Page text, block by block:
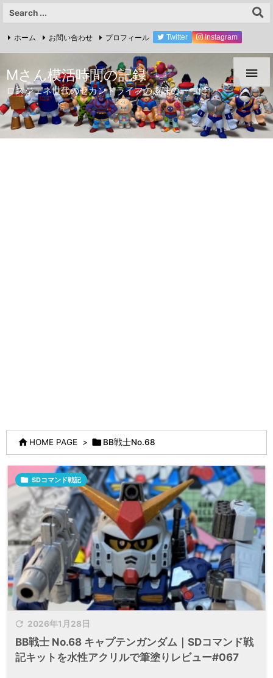

ホーム お問い合わせ プロフィール Twitter Instagram
Mさん模活時間の記録
ロスジェネ世代のセカンドライフの趣味の一つに
 HOME PAGE > BB戦士No.68
 2026年1月28日
 SDコマンド戦記
BB戦士 No.68 キャプテンガンダム｜SDコマンド戦
記キットを水性アクリルで筆塗りレビュー#067